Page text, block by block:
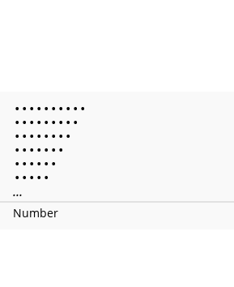
• • • • • • • • • •
• • • • • • • • •
• • • • • • • •
• • • • • • •
• • • • • •
• • • • •
...
Number